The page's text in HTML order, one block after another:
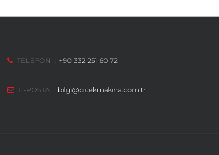
TELEFON : +90 332 251 60 72
E-POSTA : bilgi@cicekmakina.com.tr